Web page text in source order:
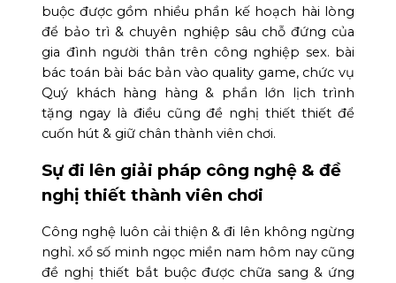
buộc được gồm nhiều phần kế hoạch hài lòng
để bảo trì & chuyên nghiệp sâu chỗ đứng của
gia đình người thân trên công nghiệp sex. bài
bác toán bài bác bản vào quality game, chức vụ
Quý khách hàng hàng & phần lớn lịch trình
tặng ngay là điều cũng đề nghị thiết thiết để
cuốn hút & giữ chân thành viên chơi.
Sự đi lên giải pháp công nghệ & đề
nghị thiết thành viên chơi
Công nghệ luôn cải thiện & đi lên không ngừng
nghỉ. xổ số minh ngọc miền nam hôm nay cũng
đề nghị thiết bắt buộc được chữa sang & ứng